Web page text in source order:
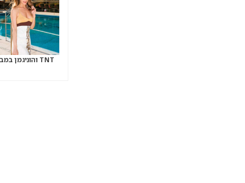
TNT והוניגמן במבצע